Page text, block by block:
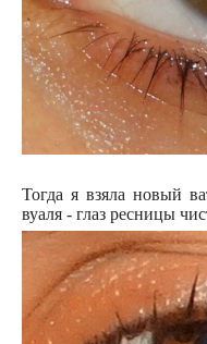
Тогда я взяла новый
вуаля - глаз ресницы